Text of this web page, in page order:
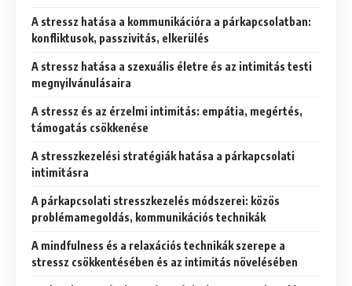
A stressz hatása a kommunikációra a párkapcsolatban:
konfliktusok, passzivitás, elkerülés
A stressz hatása a szexuális életre és az intimitás testi
megnyilvánulásaira
A stressz és az érzelmi intimitás: empátia, megértés,
támogatás csökkenése
A stresszkezelési stratégiák hatása a párkapcsolati
intimitásra
A párkapcsolati stresszkezelés módszerei: közös
problémamegoldás, kommunikációs technikák
A mindfulness és a relaxációs technikák szerepe a
stressz csökkentésében és az intimitás növelésében